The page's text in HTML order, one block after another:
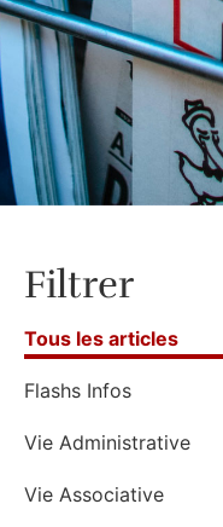
Filtrer
Tous les articles
Flashs Infos
Vie Administrative
Vie Associative